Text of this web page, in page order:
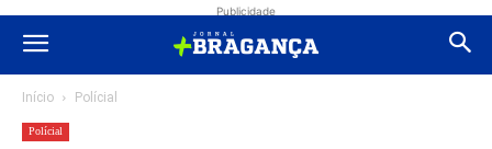
Publicidade
Início Polícial
Polícial